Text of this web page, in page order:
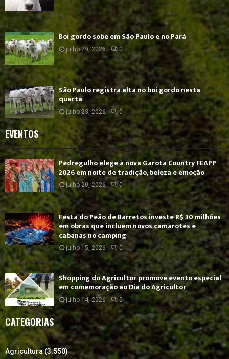
Boi gordo sobe em São Paulo e no Pará
julho 29, 2026 0
São Paulo registra alta no boi gordo nesta
quarta
julho 23, 2026 0
EVENTOS
Pedregulho elege a nova Garota Country FEAPP
2026 em noite de tradição, beleza e emoção
julho 20, 2026 0
Festa do Peão de Barretos investe R$ 30 milhões
em obras que incluem novos camarotes e
cabanas no camping
julho 15, 2026 0
Shopping do Agricultor promove evento especial
em comemoração ao Dia do Agricultor
julho 14, 2026 0
CATEGORIAS
Agricultura(3.550)